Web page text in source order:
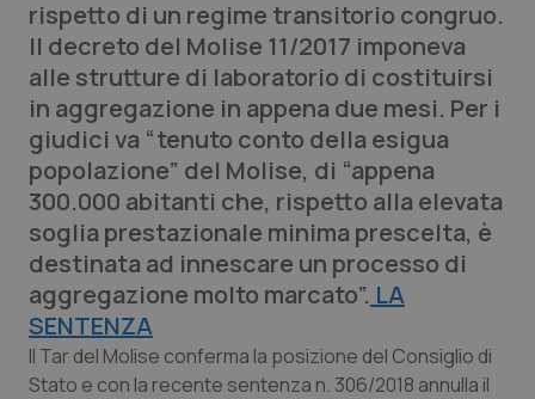
Lettere al direttore
Edizioni Regionali
QS Pro
Professionisti Sanitari.AI
Abruzzo
Basilicata
Calabria
QS Pro Gold
Artrite & artrosi
Asma & BPCO
QS Club Newsletter
rispetto di un regime transitorio congruo.
Il decreto del Molise 11/2017 imponeva
alle strutture di laboratorio di costituirsi
in aggregazione in appena due mesi. Per i
giudici va “tenuto conto della esigua
popolazione” del Molise, di “appena
300.000 abitanti che, rispetto alla elevata
soglia prestazionale minima prescelta, è
destinata ad innescare un processo di
aggregazione molto marcato”. LA
SENTENZA
Il Tar del Molise conferma la posizione del Consiglio di
Stato e con la recente sentenza n. 306/2018 annulla il